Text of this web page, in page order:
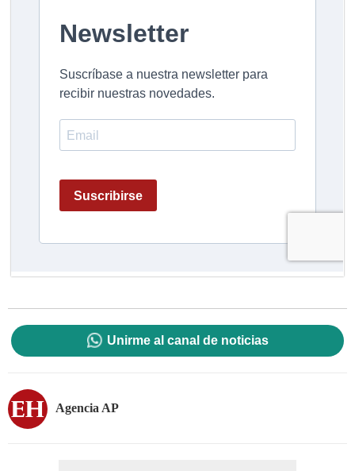
Unirme al canal de noticias
Agencia AP